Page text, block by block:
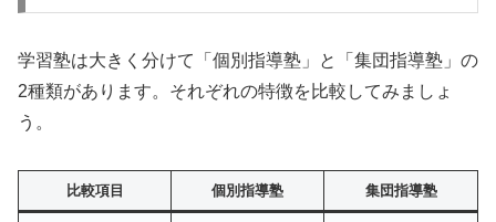
学習塾は大きく分けて「個別指導塾」と「集団指導塾」の
2種類があります。それぞれの特徴を比較してみましょ
う。
比較項目 個別指導塾 集団指導塾